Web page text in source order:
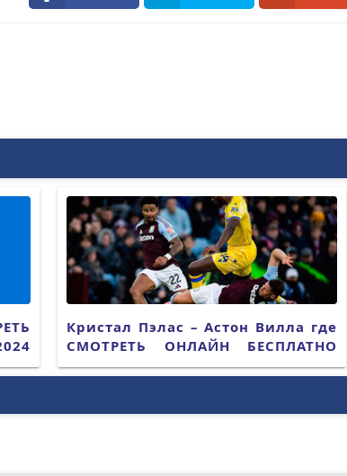
Кристал Пэлас – Астон Вилла где
СМОТРЕТЬ ОНЛАЙН БЕСПЛАТНО
2025 (ПРЯМАЯ ТРАНСЛЯЦИЯ)